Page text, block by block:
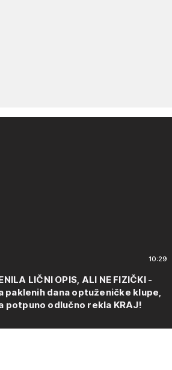
10:29
LIČNI OPIS, ALI NE FIZIČKI -
paklenih dana optuženičke klupe,
potpuno odlučno rekla KRAJ!